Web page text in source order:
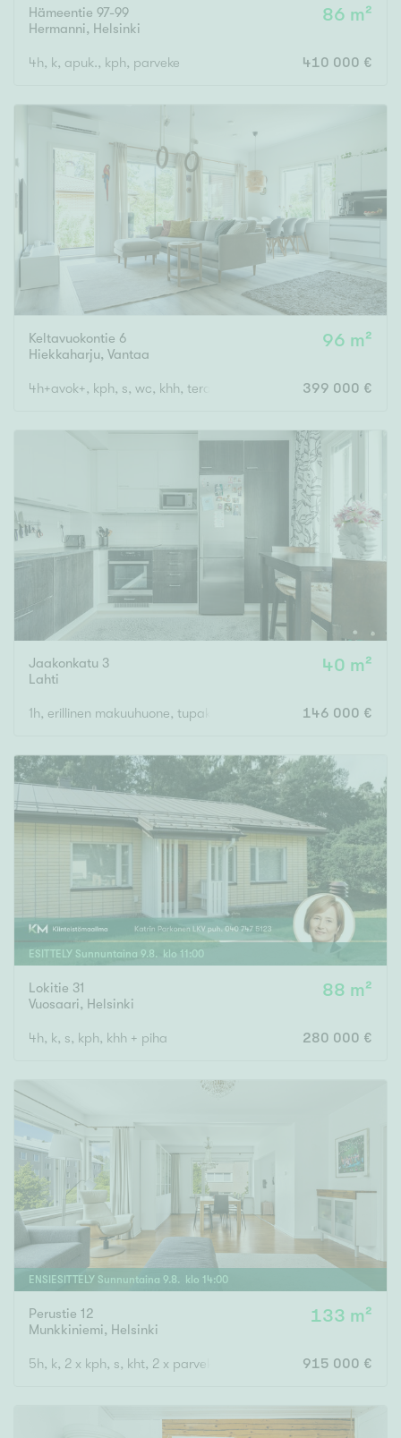
Maalämpö
Oma ranta
Oma sauna
Senioriasunto
Hämeentie 97-99
Hermanni, Helsinki
86 m²
4h, k, apuk., kph, parveke 410 000 €
Keltavuokontie 6
Hiekkaharju, Vantaa
96 m²
4h+avok+, kph, s, wc, khh, terassi, var 399 000 €
Jaakonkatu 3
Lahti
40 m²
1h, erillinen makuuhuone, tupakeittiö, s, p 146 000 €
ESITTELY Sunnuntaina 9.8. klo 11 :00
Lokitie 31
Vuosaari, Helsinki
88 m²
4h, k, s, kph, khh + piha 280 000 €
ENSIESITTELY Sunnuntaina 9.8. klo 14:00
Perustie 12
Munkkiniemi, Helsinki
133 m²
5h, k, 2 x kph, s, kht, 2 x parveke 915 000 €